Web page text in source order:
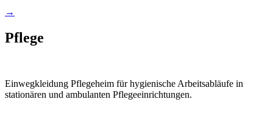
→
Pflege
Einwegkleidung Pflegeheim für hygienische Arbeitsabläufe in
stationären und ambulanten Pflegeeinrichtungen.